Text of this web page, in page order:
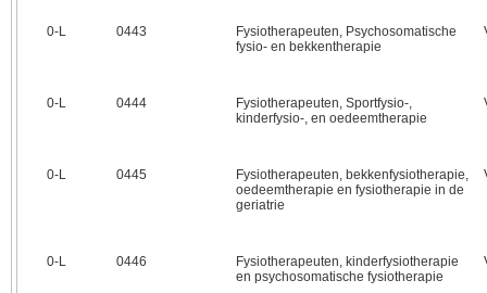
0‑L 0443
Fysiotherapeuten, Psychosomatische
fysio- en bekkentherapie
0‑L 0444
Fysiotherapeuten, Sportfysio-,
kinderfysio-, en oedeemtherapie
0‑L 0445
Fysiotherapeuten, bekkenfysiotherapie,
oedeemtherapie en fysiotherapie in de
geriatrie
0‑L 0446
Fysiotherapeuten, kinderfysiotherapie
en psychosomatische fysiotherapie